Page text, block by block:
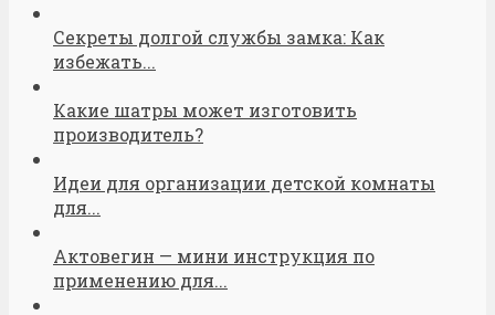
Секреты долгой службы замка: Как
избежать...
Какие шатры может изготовить
производитель?
Идеи для организации детской комнаты
для...
Актовегин — мини инструкция по
применению для...